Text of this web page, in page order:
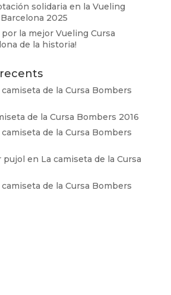
solidaria en la Vueling
2025
por la mejor Vueling Cursa
de la historia!
camiseta de la Cursa Bombers
de la Cursa Bombers 2016
camiseta de la Cursa Bombers
pujol en La camiseta de la Cursa
camiseta de la Cursa Bombers